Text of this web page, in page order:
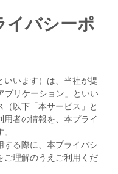
イバシーポ
いいます）は、当社が提
プリケーション」といい
（以下「本サービス」と
用者の情報を、本プライ
する際に、本プライバシ
ご理解のうえご利用くだ